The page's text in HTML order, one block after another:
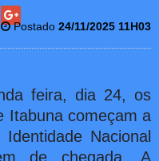
Postado 24/11/2025 11H03
feira, dia 24, os
Itabuna começam a
Nacional
de chegada. A